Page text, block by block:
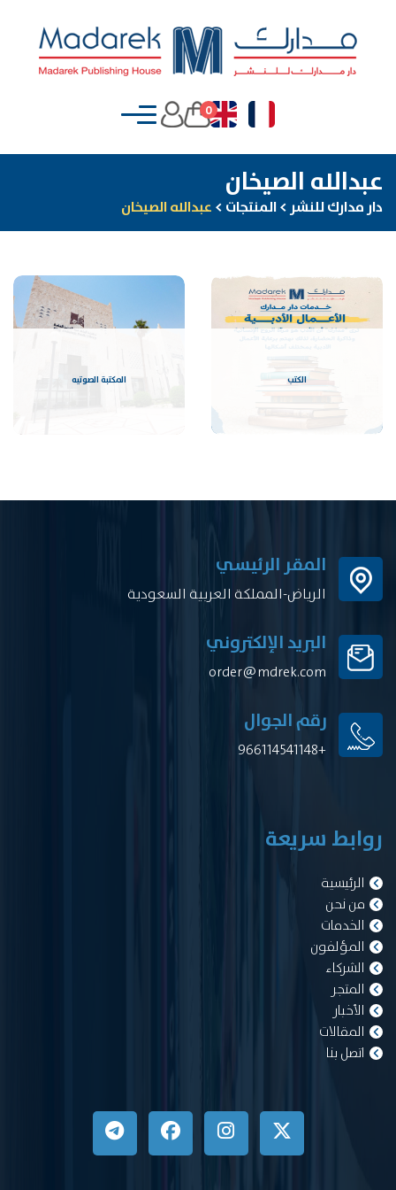
0
عبدالله الصيخان
دار مدارك للنشر >المنتجات > عبدالله الصيخان
الكتب المكتبة الصوتيه
المقر الرئيسي
الرياض-المملكة العربية السعودية
البريد الإلكتروني
order@mdrek.com
رقم الجوال
+966114541148
روابط سريعة
الرئيسية
من نحن
الخدمات
المؤلفون
الشركاء
المتجر
الأخبار
المقالات
اتصل بنا